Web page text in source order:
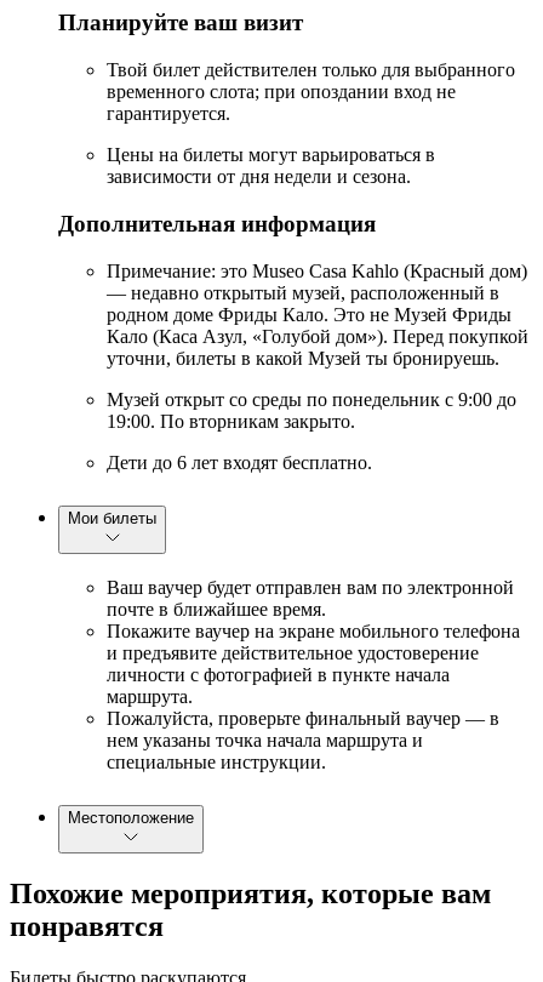
Планируйте ваш визит
Твой билет действителен только для выбранного
временного слота; при опоздании вход не
гарантируется.
Цены на билеты могут варьироваться в
зависимости от дня недели и сезона.
Дополнительная информация
Примечание: это Museo Casa Kahlo (Красный дом)
— недавно открытый музей, расположенный в
родном доме Фриды Кало. Это не Музей Фриды
Кало (Каса Азул, «Голубой дом»). Перед покупкой
уточни, билеты в какой Музей ты бронируешь.
Музей открыт со среды по понедельник с 9:00 до
19:00. По вторникам закрыто.
Дети до 6 лет входят бесплатно.
Мои билеты
Ваш ваучер будет отправлен вам по электронной
почте в ближайшее время.
Покажите ваучер на экране мобильного телефона
и предъявите действительное удостоверение
личности с фотографией в пункте начала
маршрута.
Пожалуйста, проверьте финальный ваучер — в
нем указаны точка начала маршрута и
специальные инструкции.
Местоположение
Похожие мероприятия, которые вам
понравятся